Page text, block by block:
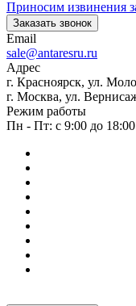
Приносим извинения
Заказать звонок
Email
sale@antaresru.ru
Адрес
г. Красноярск, ул.
г. Москва, ул.
Режим работы
Пн - Пт: с 9:00 до 18:00